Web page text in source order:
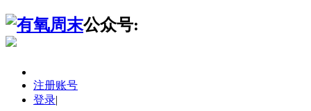
公众号:
注册账号
登录|